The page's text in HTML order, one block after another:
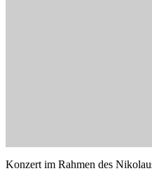
Konzert im Rahmen des